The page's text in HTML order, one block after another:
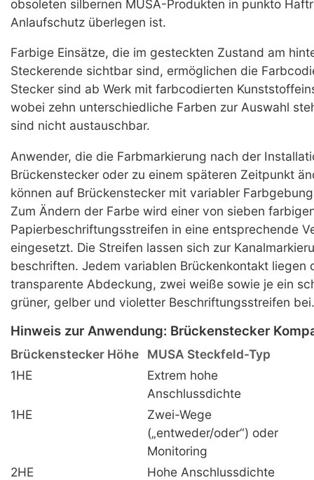
obsoleten silbernen MUSA-Produkten in punkto
Anlaufschutz überlegen ist.
Farbige Einsätze, die im gesteckten Zustand am
Steckerende sichtbar sind, ermöglichen die
Stecker sind ab Werk mit farbcodierten
wobei zehn unterschiedliche Farben zur Auswahl
sind nicht austauschbar.
Anwender, die die Farbmarkierung nach der
Brückenstecker oder zu einem späteren Zeitpunkt
können auf Brückenstecker mit variabler
Zum Ändern der Farbe wird einer von sieben
Papierbeschriftungsstreifen in eine entsprechende
eingesetzt. Die Streifen lassen sich zur
beschriften. Jedem variablen Brückenkontakt liegen
transparente Abdeckung, zwei weiße sowie je ein
grüner, gelber und violetter Beschriftungsstreifen bei.
Hinweis zur Anwendung: Brückenstecker
Brückenstecker Höhe
MUSA Steckfeld-Typ
1HE
Extrem hohe
Anschlussdichte
1HE
Zwei-Wege
(„entweder/oder“) oder
Monitoring
2HE
Hohe Anschlussdichte